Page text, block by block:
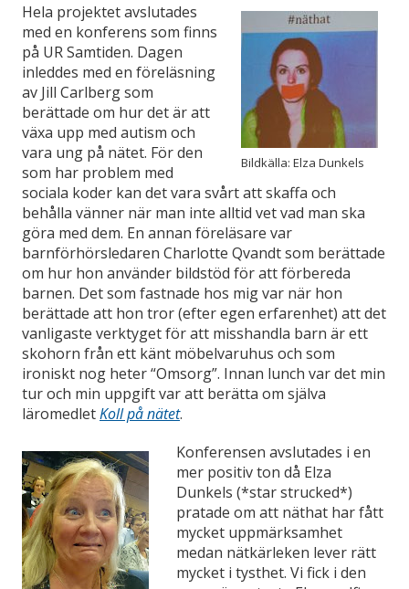
Bildkälla: Elza Dunkels
Hela projektet avslutades
med en konferens som finns
på UR Samtiden. Dagen
inleddes med en föreläsning
av Jill Carlberg som
berättade om hur det är att
växa upp med autism och
vara ung på nätet. För den
som har problem med
sociala koder kan det vara svårt att skaffa och
behålla vänner när man inte alltid vet vad man ska
göra med dem. En annan föreläsare var
barnförhörsledaren Charlotte Qvandt som berättade
om hur hon använder bildstöd för att förbereda
barnen. Det som fastnade hos mig var när hon
berättade att hon tror (efter egen erfarenhet) att det
vanligaste verktyget för att misshandla barn är ett
skohorn från ett känt möbelvaruhus och som
ironiskt nog heter “Omsorg”. Innan lunch var det min
tur och min uppgift var att berätta om själva
läromedletKoll på nätet.
Konferensen avslutades i en
mer positiv ton då Elza
Dunkels (*star strucked*)
pratade om att näthat har fått
mycket uppmärksamhet
medan nätkärleken lever rätt
mycket i tysthet. Vi fick i den